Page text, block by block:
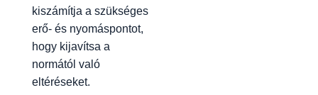
kiszámítja a szükséges
erő- és nyomáspontot,
hogy kijavítsa a
normától való
eltéréseket.